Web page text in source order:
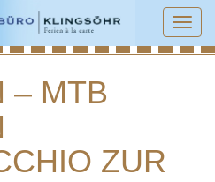
REISE VON
ZUR OSTKÜSTE
– MTB
ZUR